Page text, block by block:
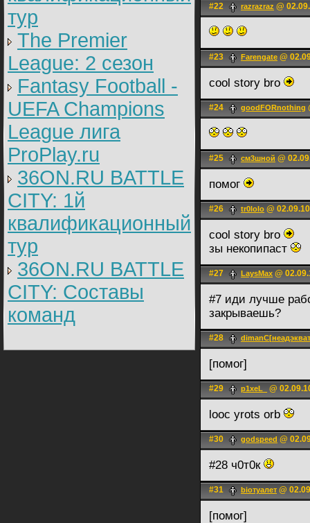
тур
The Premier
League: 2 cезон
Fantasy Football -
UEFA Champions
League лига
ProPlay.ru
36ON.RU BATTLE
CITY: 1й
квалификационный
тур
36ON.RU BATTLE
CITY: Составы
команд
#22 razrazraz @
#23 Farengate @
cool story bro
#24 goodFORnothing
#25 см3шной @
помог
#26 tr0lolo @
cool story bro
зы некопипаст
#27 LаysMax @
#7 иди лучше
закрываешь?
#28
[помог]
#29 p1xeL_ @
looc yrots orb
#30 godspeed @
#28 ч0т0к
#31 bioтуалет @
[помог]